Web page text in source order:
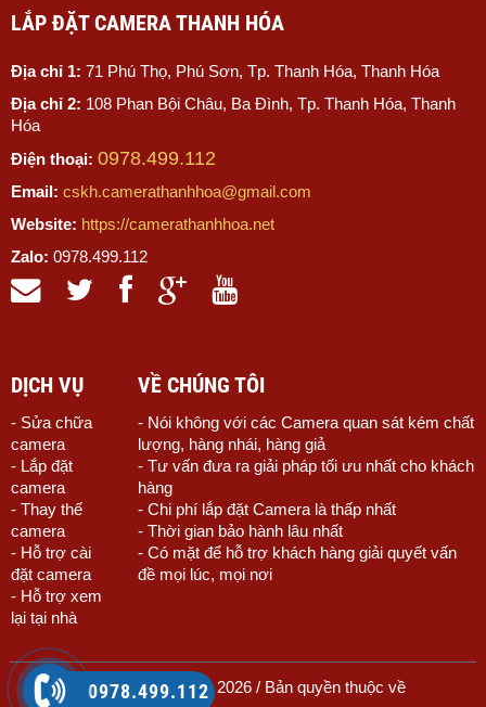
0978.499.112
LẮP ĐẶT CAMERA THANH HÓA
Địa chỉ 1: 71 Phú Thọ, Phú Sơn, Tp. Thanh Hóa, Thanh Hóa
Địa chỉ 2: 108 Phan Bội Châu, Ba Đình, Tp. Thanh Hóa, Thanh
Hóa
Điện thoại: 0978.499.112
Email: cskh.camerathanhhoa@gmail.com
Website: https://camerathanhhoa.net
Zalo: 0978.499.112
DỊCH VỤ
- Sửa chữa
camera
- Lắp đặt
camera
- Thay thế
camera
- Hỗ trợ cài
đặt camera
- Hỗ trợ xem
lại tại nhà
VỀ CHÚNG TÔI
- Nói không với các Camera quan sát kém chất
lượng, hàng nhái, hàng giả
- Tư vấn đưa ra giải pháp tối ưu nhất cho khách
hàng
- Chi phí lắp đặt Camera là thấp nhất
- Thời gian bảo hành lâu nhất
- Có mặt để hỗ trợ khách hàng giải quyết vấn
đề mọi lúc, mọi nơi
© Copyright 2010 - 2026 / Bản quyền thuộc về